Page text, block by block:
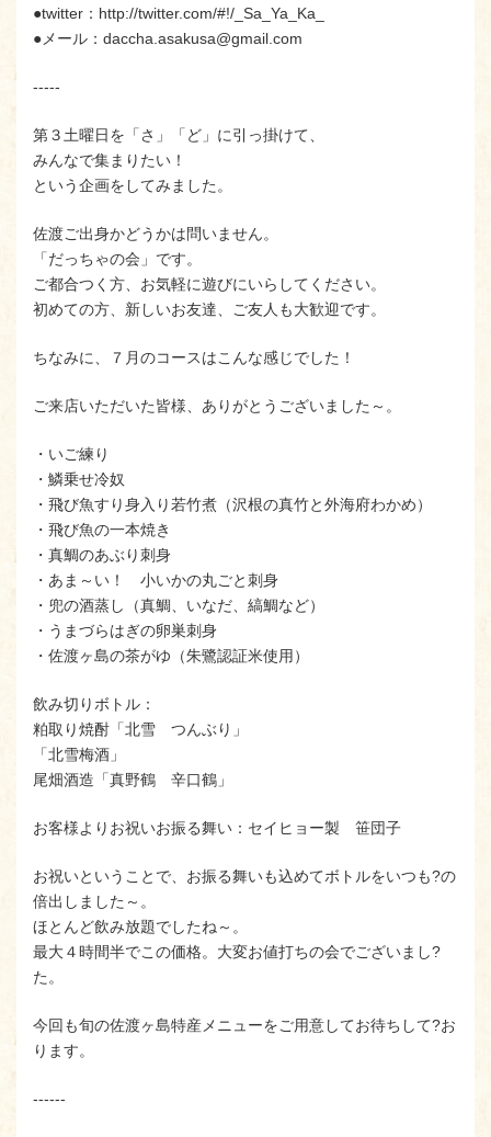
●twitter：http://twitter.com/#!/_Sa_Ya_Ka_
●メール：daccha.asakusa@gmail.com
-----
第３土曜日を「さ」「ど」に引っ掛けて、
みんなで集まりたい！
という企画をしてみました。
佐渡ご出身かどうかは問いません。
「だっちゃの会」です。
ご都合つく方、お気軽に遊びにいらしてください。
初めての方、新しいお友達、ご友人も大歓迎です。
ちなみに、７月のコースはこんな感じでした！
ご来店いただいた皆様、ありがとうございました～。
・いご練り
・鱗乗せ冷奴
・飛び魚すり身入り若竹煮（沢根の真竹と外海府わかめ）
・飛び魚の一本焼き
・真鯛のあぶり刺身
・あま～い！ 小いかの丸ごと刺身
・兜の酒蒸し（真鯛、いなだ、縞鯛など）
・うまづらはぎの卵巣刺身
・佐渡ヶ島の茶がゆ（朱鷺認証米使用）
飲み切りボトル：
粕取り焼酎「北雪 つんぶり」
「北雪梅酒」
尾畑酒造「真野鶴 辛口鶴」
お客様よりお祝いお振る舞い：セイヒョー製 笹団子
お祝いということで、お振る舞いも込めてボトルをいつも?の
倍出しました～。
ほとんど飲み放題でしたね～。
最大４時間半でこの価格。大変お値打ちの会でございまし?
た。
今回も旬の佐渡ヶ島特産メニューをご用意してお待ちして?お
ります。
‐‐‐‐‐‐